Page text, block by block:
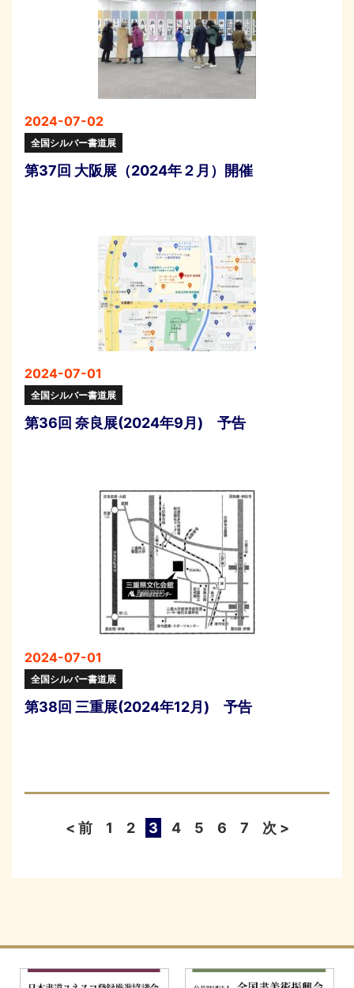
2024-07-02
全国シルバー書道展
第37回 大阪展（2024年２月）開催
2024-07-01
全国シルバー書道展
第36回 奈良展(2024年9月) 予告
2024-07-01
全国シルバー書道展
第38回 三重展(2024年12月) 予告
< 前 1 2 3 4 5 6 7 次 >